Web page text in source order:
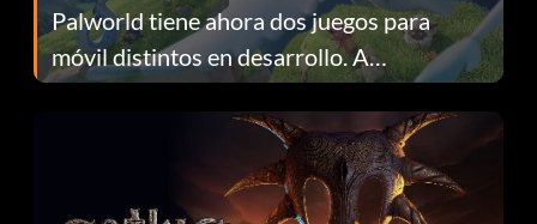
Palworld tiene ahora dos juegos para
móvil distintos en desarrollo. A
continuación te explicamos por qué.